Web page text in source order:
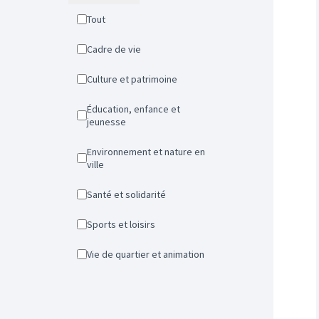
Tout
Cadre de vie
Culture et patrimoine
Éducation, enfance et
jeunesse
Environnement et nature en
ville
Santé et solidarité
Sports et loisirs
Vie de quartier et animation